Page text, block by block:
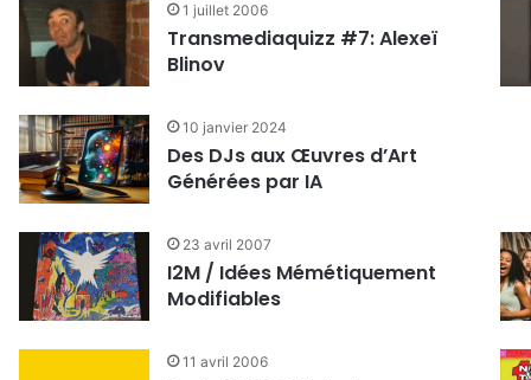
1 juillet 2006
Transmediaquizz #7: Alexeï
Blinov
10 janvier 2024
Des DJs aux Œuvres d’Art
Générées par IA
23 avril 2007
I2M / Idées Mémétiquement
Modifiables
11 avril 2006